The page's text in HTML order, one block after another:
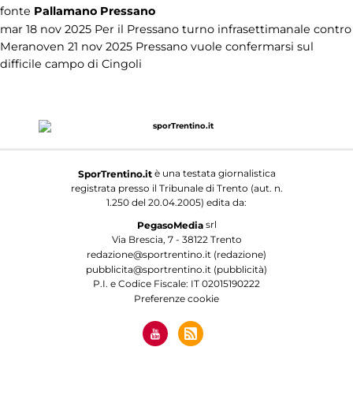
fonte Pallamano Pressano
mar 18 nov 2025 Per il Pressano turno infrasettimanale contro
Meranoven 21 nov 2025 Pressano vuole confermarsi sul
difficile campo di Cingoli
SporTrentino.itè una testata giornalistica
registrata presso il Tribunale di Trento (aut. n.
1.250 del 20.04.2005) edita da:
PegasoMediasrl
Via Brescia, 7 - 38122 Trento
redazione@sportrentino.it (redazione)
pubblicita@sportrentino.it (pubblicità)
P.I. e Codice Fiscale: IT 02015190222
Preferenze cookie